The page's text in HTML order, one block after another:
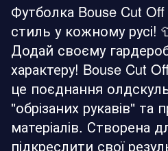
Футболка Bouse Cut
стиль у кожному русі!
Додай своєму
характеру! Bouse Cut
це поєднання
"обрізаних рукавів" та
матеріалів. Створена
підкреслити свої